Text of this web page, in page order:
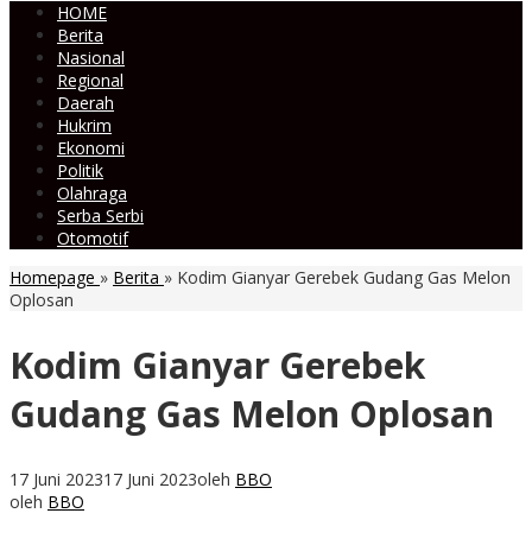
HOME
Berita
Nasional
Regional
Daerah
Hukrim
Ekonomi
Politik
Olahraga
Serba Serbi
Otomotif
Homepage » Berita » Kodim Gianyar Gerebek Gudang Gas Melon
Oplosan
Kodim Gianyar Gerebek
Gudang Gas Melon Oplosan
17 Juni 202317 Juni 2023oleh BBO
oleh BBO